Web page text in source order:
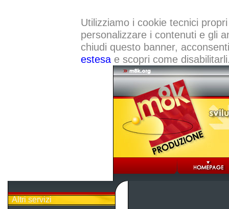
Utilizziamo i cookie tecnici
personalizzare i contenuti e gli
chiudi questo banner,
estesae scopri come
Altri servizi